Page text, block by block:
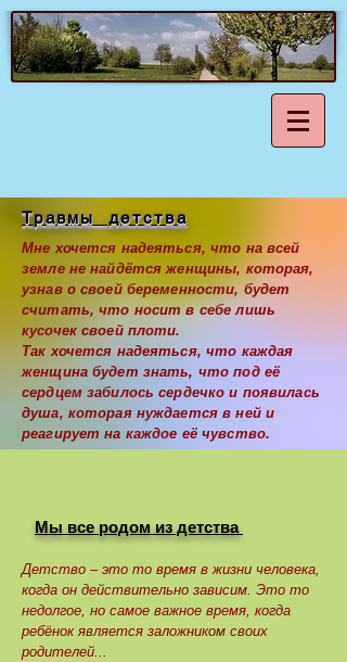
Травмы детства
Мне хочется надеяться, что на всей
земле не найдётся женщины, которая,
узнав о своей беременности, будет
считать, что носит в себе лишь
кусочек своей плоти.
Так хочется надеяться, что каждая
женщина будет знать, что под её
сердцем забилось сердечко и появилась
душа, которая нуждается в ней и
реагирует на каждое её чувство.
Мы все родом из детства
Детство – это то время в жизни человека,
когда он действительно зависим. Это то
недолгое, но самое важное время, когда
ребёнок является заложником своих
родителей...